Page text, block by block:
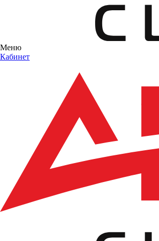
Меню
Кабинет